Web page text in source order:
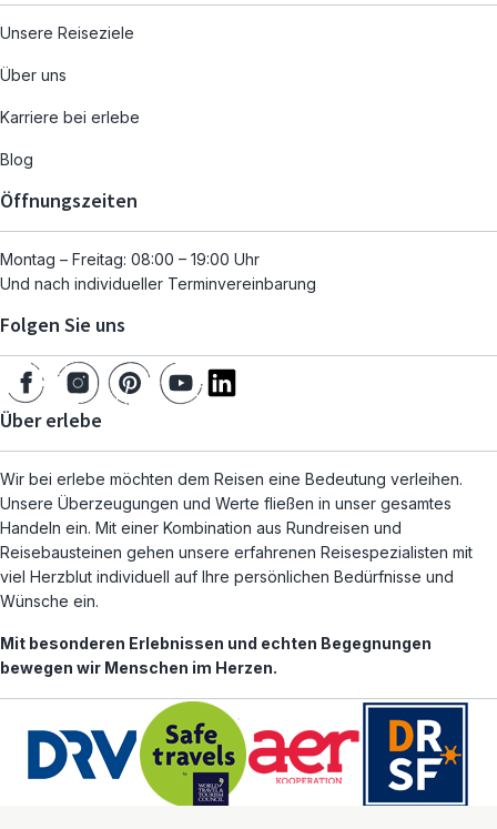
Unsere Reiseziele
Über uns
Karriere bei erlebe
Blog
Öffnungszeiten
Montag – Freitag: 08:00 – 19:00 Uhr
Und nach individueller Terminvereinbarung
Folgen Sie uns
Über erlebe
Wir bei erlebe möchten dem Reisen eine Bedeutung verleihen.
Unsere Überzeugungen und Werte fließen in unser gesamtes
Handeln ein. Mit einer Kombination aus Rundreisen und
Reisebausteinen gehen unsere erfahrenen Reisespezialisten mit
viel Herzblut individuell auf Ihre persönlichen Bedürfnisse und
Wünsche ein.
Mit besonderen Erlebnissen und echten Begegnungen
bewegen wir Menschen im Herzen.